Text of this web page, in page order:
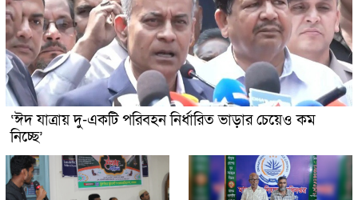
‘ঈদ যাত্রায় দু-একটি পরিবহন নির্ধারিত ভাড়ার চেয়েও কম
নিচ্ছে’